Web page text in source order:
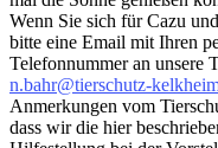
Wenn Sie sich für Cazu
bitte eine Email mit Ihren
Telefonnummer an unsere
n.bahr@tierschutz-
Anmerkungen vom
dass wir die hier